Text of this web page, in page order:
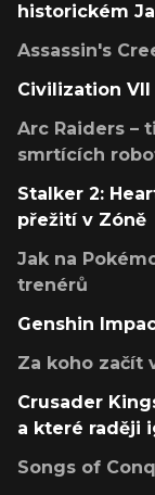
historickém
Assassin's
Civilization
Arc Raiders –
smrtících
Stalker 2:
přežití v Zóně
Jak na
trenérů
Genshin
Za koho začít
Crusader
a které raději
Songs of